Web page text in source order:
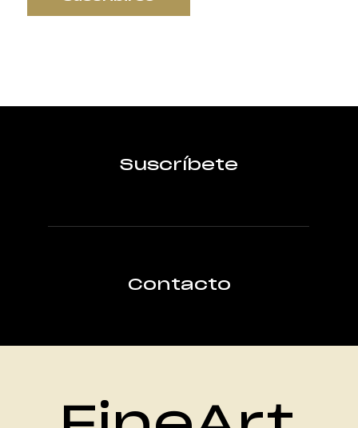
Suscríbete
Contacto